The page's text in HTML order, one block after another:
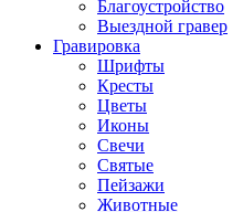
Благоустройство
Выездной гравер
Гравировка
Шрифты
Кресты
Цветы
Иконы
Свечи
Святые
Пейзажи
Животные